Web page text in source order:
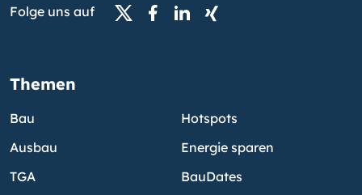
Folge uns auf
Themen
Bau
Ausbau
TGA
Hotspots
Energie sparen
BauDates